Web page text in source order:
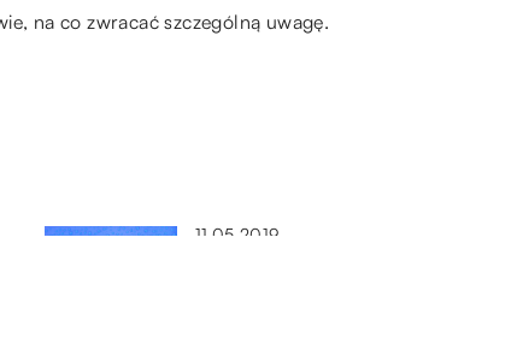
na co zwracać szczególną uwagę.
11.05.2019